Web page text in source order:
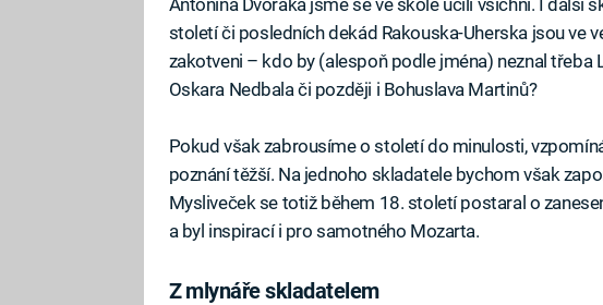
Antonína Dvořáka jsme se ve škole učili všichni. I další
století či posledních dekád Rakouska-Uherska jsou ve
zakotveni – kdo by (alespoň podle jména) neznal třeba
Oskara Nedbala či později i Bohuslava Martinů?
Pokud však zabrousíme o století do minulosti,
poznání těžší. Na jednoho skladatele bychom však
Mysliveček se totiž během 18. století postaral o
a byl inspirací i pro samotného Mozarta.
Z mlynáře skladatelem